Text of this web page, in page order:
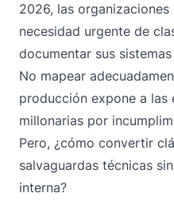
2026, las organizaciones
necesidad urgente de
documentar sus sistemas
No mapear
producción expone a las
millonarias por
Pero, ¿cómo convertir
salvaguardas técnicas
interna?